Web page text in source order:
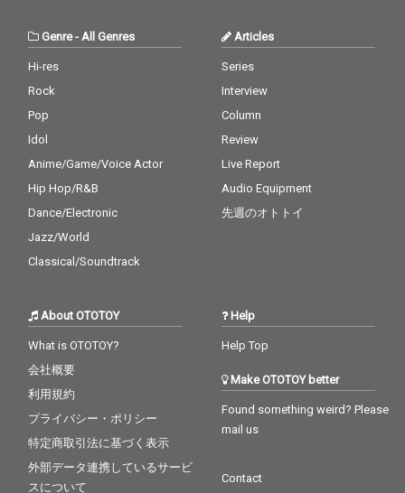
Genre- All Genres
Hi-res
Rock
Pop
Idol
Anime/Game/Voice Actor
Hip Hop/R&B
Dance/Electronic
Jazz/World
Classical/Soundtrack
Articles
Series
Interview
Column
Review
Live Report
Audio Equipment
先週のオトトイ
About OTOTOY
What is OTOTOY?
会社概要
利用規約
プライバシー・ポリシー
特定商取引法に基づく表示
外部データ連携しているサービ
スについて
Help
Help Top
Make OTOTOY better
Found something weird? Please
mail us
Contact